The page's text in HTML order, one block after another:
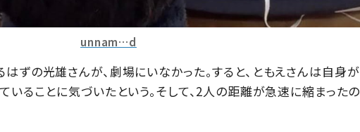
unnam…d
ずの光雄さんが、劇場にいなかった。すると、ともえさんは自身が
いることに気づいたという。そして、2人の距離が急速に縮まったの